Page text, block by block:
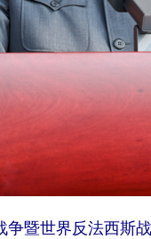
暨世界反法西斯战